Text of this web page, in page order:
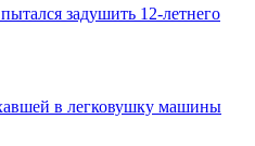
задушить 12-летнего
в легковушку машины